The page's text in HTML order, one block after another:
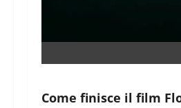
Come finisce il film